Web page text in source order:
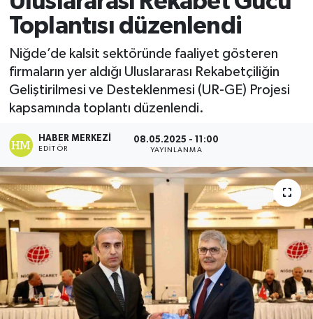
Toplantısı düzenlendi
Niğde’de kalsit sektöründe faaliyet gösteren
firmaların yer aldığı Uluslararası Rekabetçiliğin
Geliştirilmesi ve Desteklenmesi (UR-GE) Projesi
kapsamında toplantı düzenlendi.
HABER MERKEZI
EDITÖR
08.05.2025 - 11:00
YAYINLANMA
Ekonomi
Sağlık
Tokat Haber